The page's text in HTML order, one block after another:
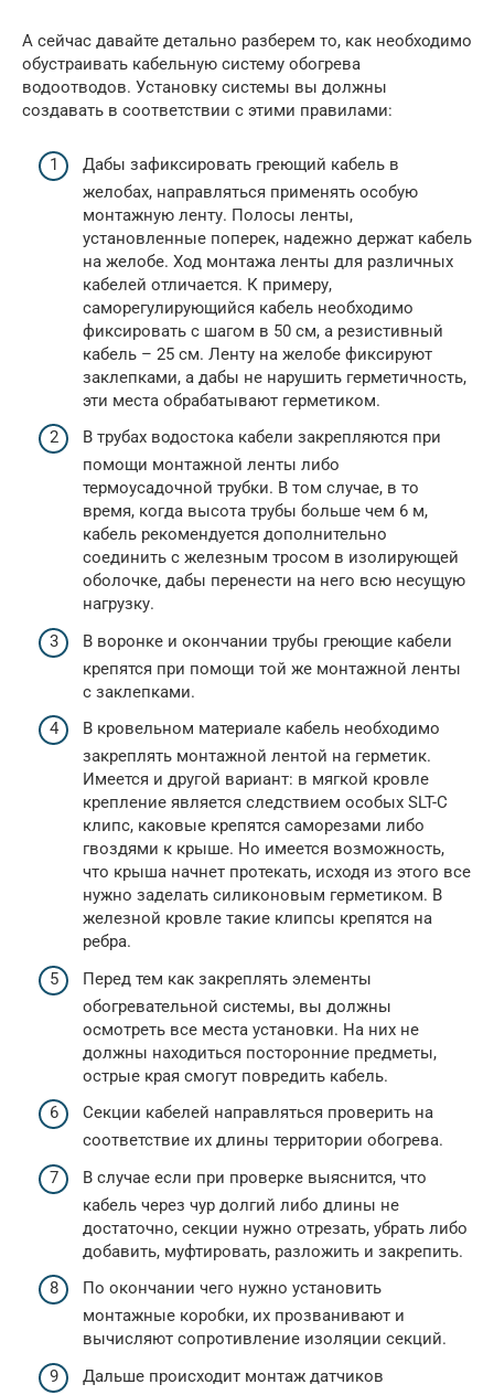
А сейчас давайте детально разберем то, как необходимо
обустраивать кабельную систему обогрева
водоотводов. Установку системы вы должны
создавать в соответствии с этими правилами:
Дабы зафиксировать греющий кабель в
желобах, направляться применять особую
монтажную ленту. Полосы ленты,
установленные поперек, надежно держат кабель
на желобе. Ход монтажа ленты для различных
кабелей отличается. К примеру,
саморегулирующийся кабель необходимо
фиксировать с шагом в 50 см, а резистивный
кабель – 25 см. Ленту на желобе фиксируют
заклепками, а дабы не нарушить герметичность,
эти места обрабатывают герметиком.
В трубах водостока кабели закрепляются при
помощи монтажной ленты либо
термоусадочной трубки. В том случае, в то
время, когда высота трубы больше чем 6 м,
кабель рекомендуется дополнительно
соединить с железным тросом в изолирующей
оболочке, дабы перенести на него всю несущую
нагрузку.
В воронке и окончании трубы греющие кабели
крепятся при помощи той же монтажной ленты
с заклепками.
В кровельном материале кабель необходимо
закреплять монтажной лентой на герметик.
Имеется и другой вариант: в мягкой кровле
крепление является следствием особых SLT-C
клипс, каковые крепятся саморезами либо
гвоздями к крыше. Но имеется возможность,
что крыша начнет протекать, исходя из этого все
нужно заделать силиконовым герметиком. В
железной кровле такие клипсы крепятся на
ребра.
Перед тем как закреплять элементы
обогревательной системы, вы должны
осмотреть все места установки. На них не
должны находиться посторонние предметы,
острые края смогут повредить кабель.
Секции кабелей направляться проверить на
соответствие их длины территории обогрева.
В случае если при проверке выяснится, что
кабель через чур долгий либо длины не
достаточно, секции нужно отрезать, убрать либо
добавить, муфтировать, разложить и закрепить.
По окончании чего нужно установить
монтажные коробки, их прозванивают и
вычисляют сопротивление изоляции секций.
Дальше происходит монтаж датчиков